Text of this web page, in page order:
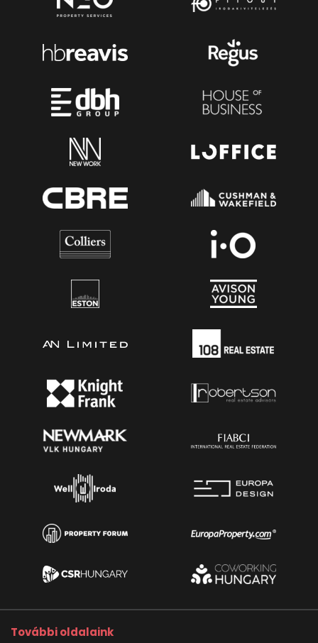
További oldalaink